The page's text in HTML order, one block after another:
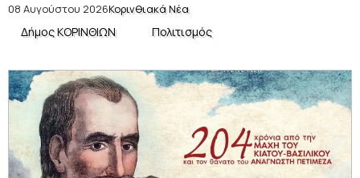
08 Αυγούστου 2026Κορινθιακά Νέα
Δήμος ΚΟΡΙΝΘΙΩΝ Πολιτισμός